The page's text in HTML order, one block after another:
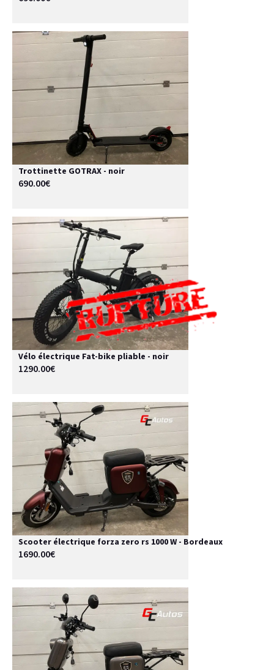
Trottinette GOTRAX - noir
690.00€
Vélo électrique Fat-bike pliable - noir
1290.00€
Scooter électrique forza zero rs 1000 W - Bordeaux
1690.00€